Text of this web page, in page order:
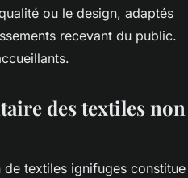
ou le design, adaptés
recevant du public.
des textiles non
de textiles ignifuges constitue